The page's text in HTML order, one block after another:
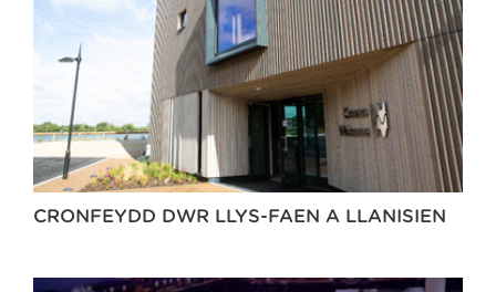
CRONFEYDD DŴR LLYS-FAEN A LLANISIEN